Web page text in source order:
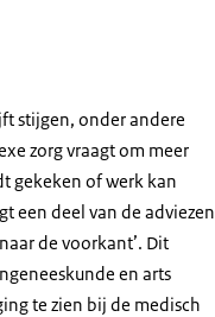
stijgen, onder andere
zorg vraagt om meer
gekeken of werk kan
een deel van de adviezen
de voorkant’. Dit
en arts
te zien bij de medisch